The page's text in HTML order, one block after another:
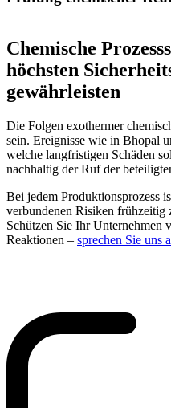
Chemische
höchsten
gewährleisten
Die Folgen exothermer
sein. Ereignisse wie in Bhopal
welche langfristigen Schäden
nachhaltig der Ruf der
Bei jedem Produktionsprozess
verbundenen Risiken frühzeitig
Schützen Sie Ihr Unternehmen
Reaktionen – sprechen Sie uns